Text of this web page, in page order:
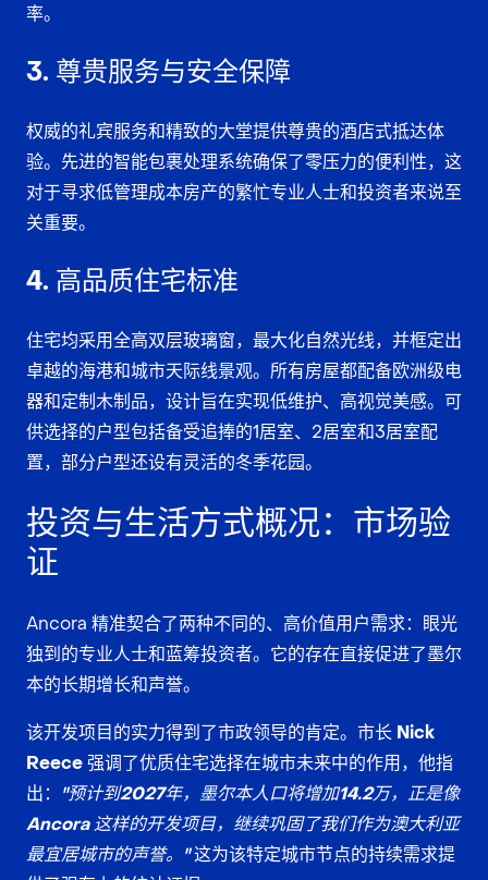
率。
3. 尊贵服务与安全保障
权威的礼宾服务和精致的大堂提供尊贵的酒店式抵达体
验。先进的智能包裹处理系统确保了零压力的便利性，这
对于寻求低管理成本房产的繁忙专业人士和投资者来说至
关重要。
4. 高品质住宅标准
住宅均采用全高双层玻璃窗，最大化自然光线，并框定出
卓越的海港和城市天际线景观。所有房屋都配备欧洲级电
器和定制木制品，设计旨在实现低维护、高视觉美感。可
供选择的户型包括备受追捧的1居室、2居室和3居室配
置，部分户型还设有灵活的冬季花园。
投资与生活方式概况：市场验
证
Ancora 精准契合了两种不同的、高价值用户需求：眼光
独到的专业人士和蓝筹投资者。它的存在直接促进了墨尔
本的长期增长和声誉。
该开发项目的实力得到了市政领导的肯定。 市长 Nick
Reece强调了优质住宅选择在城市未来中的作用，他指
出： "预计到2027年，墨尔本人口将增加14.2万，正是像
Ancora 这样的开发项目，继续巩固了我们作为澳大利亚
最宜居城市的声誉。"这为该特定城市节点的持续需求提